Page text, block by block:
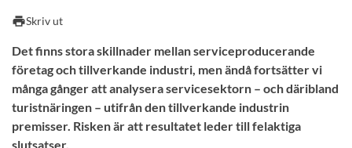
printSkriv ut
Det finns stora skillnader mellan serviceproducerande
företag och tillverkande industri, men ändå fortsätter vi
många gånger att analysera servicesektorn – och däribland
turistnäringen – utifrån den tillverkande industrin
premisser. Risken är att resultatet leder till felaktiga
slutsatser.